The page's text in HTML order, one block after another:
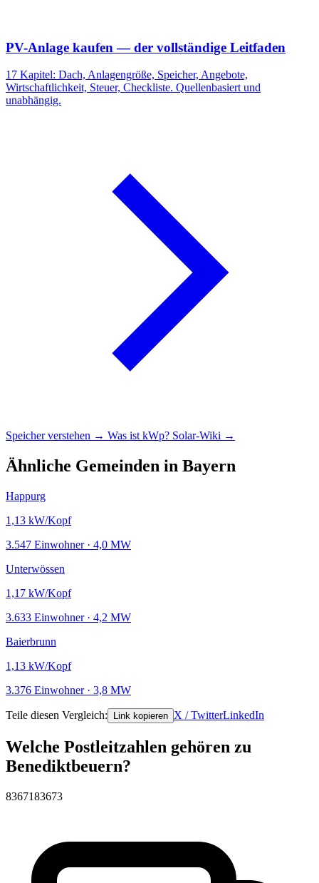
PV-Anlage kaufen — der vollständige Leitfaden
17 Kapitel: Dach, Anlagengröße, Speicher, Angebote,
Wirtschaftlichkeit, Steuer, Checkliste. Quellenbasiert und
unabhängig.
Speicher verstehen → Was ist kWp? Solar-Wiki →
Ähnliche Gemeinden in Bayern
Happurg
1,13 kW/Kopf
3.547 Einwohner · 4,0 MW
Unterwössen
1,17 kW/Kopf
3.633 Einwohner · 4,2 MW
Baierbrunn
1,13 kW/Kopf
3.376 Einwohner · 3,8 MW
Teile diesen Vergleich: Link kopieren X / TwitterLinkedIn
Welche Postleitzahlen gehören zu
Benediktbeuern?
8367183673